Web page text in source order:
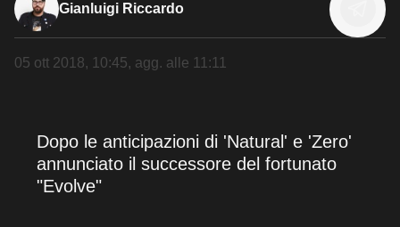
Gianluigi Riccardo
05 ott 2018, 10:45, agg. alle 11:11
Dopo le anticipazioni di 'Natural' e 'Zero'
annunciato il successore del fortunato
"Evolve"